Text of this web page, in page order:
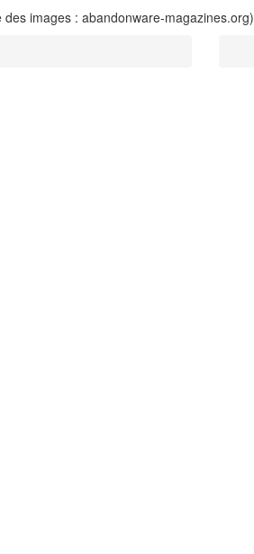
des images : abandonware-magazines.org)